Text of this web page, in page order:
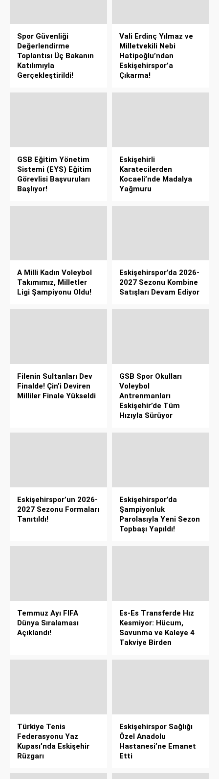
Spor Güvenliği
Değerlendirme
Toplantısı Üç Bakanın
Katılımıyla
Gerçekleştirildi!
Vali Erdinç Yılmaz ve
Milletvekili Nebi
Hatipoğlu’ndan
Eskişehirspor’a
Çıkarma!
GSB Eğitim Yönetim
Sistemi (EYS) Eğitim
Görevlisi Başvuruları
Başlıyor!
Eskişehirli
Karatecilerden
Kocaeli’nde Madalya
Yağmuru
A Milli Kadın Voleybol
Takımımız, Milletler
Ligi Şampiyonu Oldu!
Eskişehirspor’da 2026-
2027 Sezonu Kombine
Satışları Devam Ediyor
Filenin Sultanları Dev
Finalde! Çin’i Deviren
Milliler Finale Yükseldi
GSB Spor Okulları
Voleybol
Antrenmanları
Eskişehir’de Tüm
Hızıyla Sürüyor
Eskişehirspor’un 2026-
2027 Sezonu Formaları
Tanıtıldı!
Eskişehirspor’da
Şampiyonluk
Parolasıyla Yeni Sezon
Topbaşı Yapıldı!
Temmuz Ayı FIFA
Dünya Sıralaması
Açıklandı!
Es-Es Transferde Hız
Kesmiyor: Hücum,
Savunma ve Kaleye 4
Takviye Birden
Türkiye Tenis
Federasyonu Yaz
Kupası’nda Eskişehir
Rüzgarı
Eskişehirspor Sağlığı
Özel Anadolu
Hastanesi’ne Emanet
Etti